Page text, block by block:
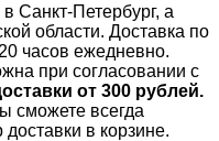
Санкт-Петербург, а
области. Доставка по
часов ежедневно.
при согласовании с
от 300 рублей.
сможете всегда
доставки в корзине.